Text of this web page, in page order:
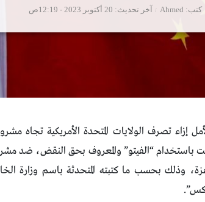
كتب Ahmed آخر تحديث 20 أكتوبر 2023 - 12:19ص
إزاء تصرف الولايات المتحدة الأمريكية تجاه
“الفيتو” والمعروف بحق النقض، ضد
وذلك بحسب ما كتبته المتحدثة باسم وزارة